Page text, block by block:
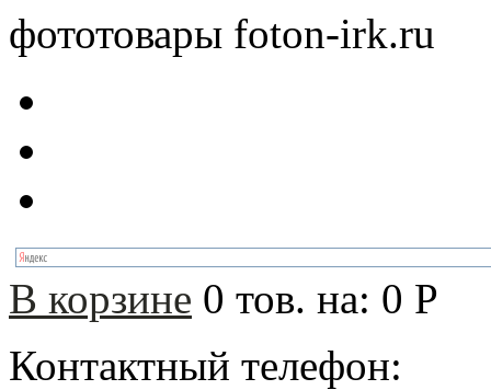
фототовары foton-irk.ru
В корзине 0 тов. на: 0 Р
Контактный телефон: